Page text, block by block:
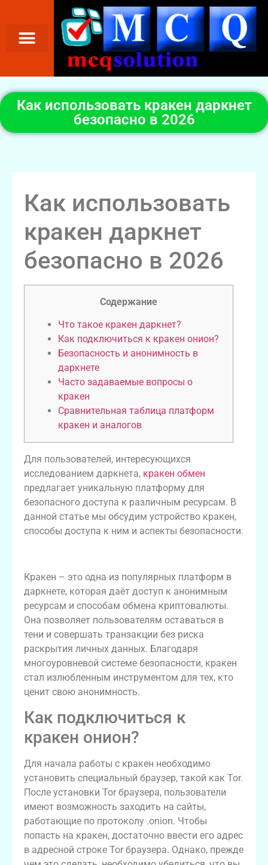
Как использовать кракен даркнет
безопасно в 2026
Как использовать
кракен даркнет
безопасно в 2026
Содержание
Что такое кракен даркнет?
Как подключиться к кракен онион?
Безопасность и анонимность в
даркнете
Часто задаваемые вопросы о
кракен
Сравнительная таблица платформ
кракен и аналогов
Для пользователей, интересующихся
исследованием даркнета, кракен обмен
предлагает уникальную платформу для
безопасного доступа к различным ресурсам. В
данной статье мы обсудим устройство кракен,
способы доступа к ним и аспекты безопасности.
Кракен – это одна из популярных платформ в
даркнете, которая даёт доступ к анонимным
ресурсам и способам обмена криптовалюты.
Она позволяет пользователям оставаться в
тени и совершать транзакции без риска
раскрытия личных данных. Благодаря
многоуровневой системе безопасности, кракен
стал излюбленным инструментом для тех, кто
ценит свою анонимность.
Как подключиться к
кракен онион?
Для начала работы с кракен необходимо
установить специальный браузер, такой как Tor.
После установки Tor браузера, пользователи
имеют возможность заходить на сайты,
работающие по протоколу .onion. Чтобы
попасть на кракен, достаточно ввести его адрес
в адресной строке Tor браузера. Однако, прежде